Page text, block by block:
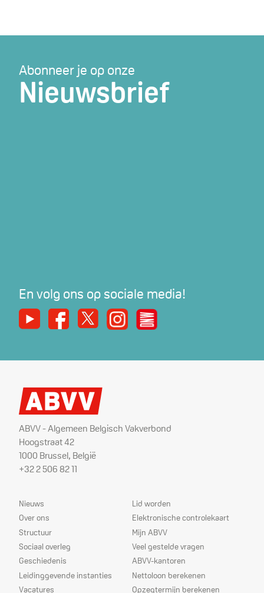
Abonneer je op onze
Nieuwsbrief
En volg ons op sociale media!
Youtube Facebook
X InstagramDe Nieuwe Werker
ABVV - Algemeen Belgisch Vakverbond
Hoogstraat 42
1000 Brussel, België
+32 2 506 82 11
Sitemap
Nieuws
Over ons
Structuur
Sociaal overleg
Geschiedenis
Leidinggevende instanties
Vacatures
Dienstverlening
Lid worden
Elektronische controlekaart
Mijn ABVV
Veel gestelde vragen
ABVV-kantoren
Nettoloon berekenen
Opzegtermijn berekenen